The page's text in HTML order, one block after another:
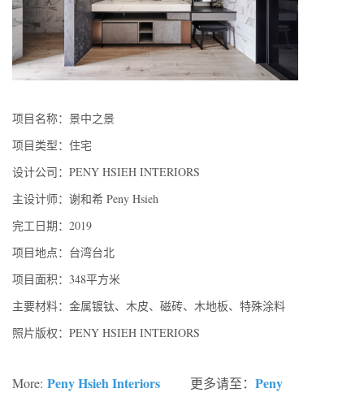
项目名称：景中之景
项目类型：住宅
设计公司：PENY HSIEH INTERIORS
主设计师：谢和希 Peny Hsieh
完工日期：2019
项目地点：台湾台北
项目面积：348平方米
主要材料：金属镀钛、木皮、磁砖、木地板、特殊涂料
照片版权：PENY HSIEH INTERIORS
More: Peny Hsieh Interiors 更多请至： Peny